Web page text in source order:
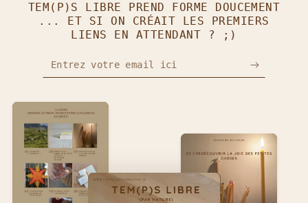
TEM(P)S LIBRE PREND FORME DOUCEMENT
... ET SI ON CRÉAIT LES PREMIERS
LIENS EN ATTENDANT ? ;)
Entrez votre email ici